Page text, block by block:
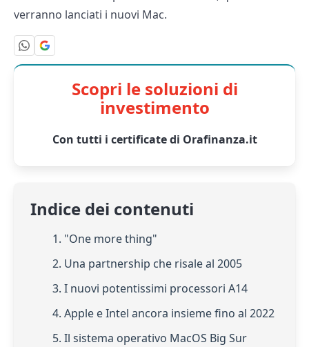
verranno lanciati i nuovi Mac.
Scopri le soluzioni di
investimento
Con tutti i certificate di Orafinanza.it
Indice dei contenuti
1. "One more thing"
2. Una partnership che risale al 2005
3. I nuovi potentissimi processori A14
4. Apple e Intel ancora insieme fino al 2022
5. Il sistema operativo MacOS Big Sur